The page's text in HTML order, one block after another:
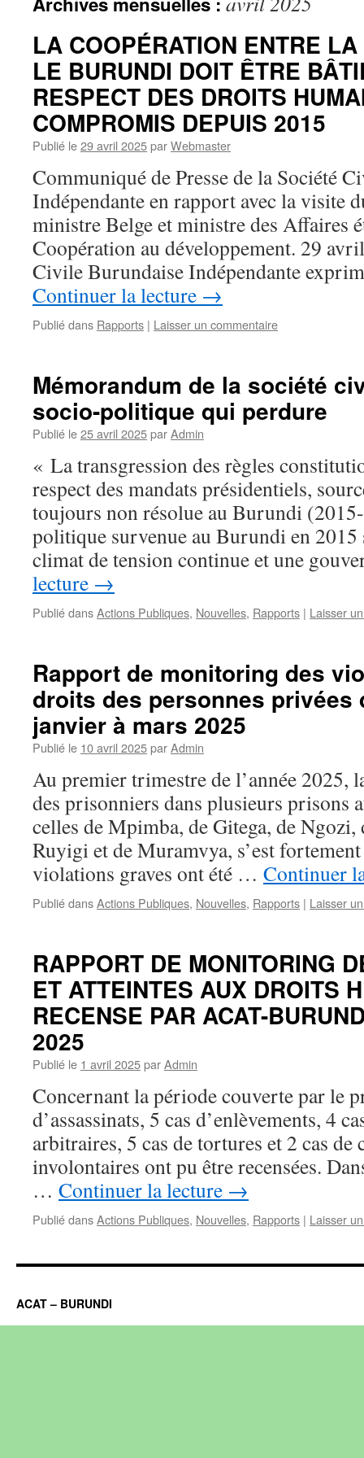
LA COOPÉRATION ENTRE
LE BURUNDI DOIT ÊTRE
RESPECT DES DROITS
COMPROMIS DEPUIS 2015
Publié le29 avril 2025parWebmaster
Communiqué de Presse de la Société
Indépendante en rapport avec la visite
ministre Belge et ministre des Affaires
Coopération au développement. 29
Civile Burundaise Indépendante
Continuer la lecture →
Publié dans Rapports | Laisser un commentaire
Mémorandum de la société
socio-politique qui perdure
Publié le25 avril 2025parAdmin
« La transgression des règles
respect des mandats présidentiels,
toujours non résolue au Burundi
politique survenue au Burundi en 2015
climat de tension continue et une
lecture →
Publié dansActions Publiques, Nouvelles, Rapports | Laisser
Rapport de monitoring des
droits des personnes privées
janvier à mars 2025
Publié le 10 avril 2025parAdmin
Au premier trimestre de l’année 2025,
des prisonniers dans plusieurs prisons
celles de Mpimba, de Gitega, de Ngozi,
Ruyigi et de Muramvya, s’est
violations graves ont été … Continuer
Publié dansActions Publiques, Nouvelles, Rapports | Laisser
RAPPORT DE MONITORING
ET ATTEINTES AUX DROITS
RECENSE PAR ACAT-
2025
Publié le 1 avril 2025parAdmin
Concernant la période couverte par le
d’assassinats, 5 cas d’enlèvements, 4
arbitraires, 5 cas de tortures et 2 cas de
involontaires ont pu être recensées.
… Continuer la lecture →
Publié dansActions Publiques, Nouvelles, Rapports | Laisser
ACAT – BURUNDI